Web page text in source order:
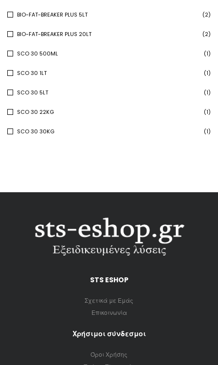
BIO-FAT-BREAKER PLUS 5LT (2)
BIO-FAT-BREAKER PLUS 20LT (2)
SCO 30 500ML (1)
SCO 30 1LT (1)
SCO 30 5LT (1)
SCO 30 22KG (1)
SCO 30 30KG (1)
STS ESHOP
Σχετικά με Εμάς
Επικοινωνία
Χρήσιμοι σύνδεσμοι
Όροι Χρήσης